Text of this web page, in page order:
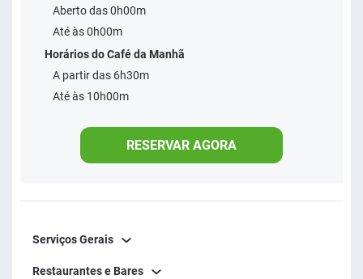
Aberto das 0h00m
Até às 0h00m
Horários do Café da Manhã
A partir das 6h30m
Até às 10h00m
RESERVAR AGORA
Serviços Gerais
Restaurantes e Bares